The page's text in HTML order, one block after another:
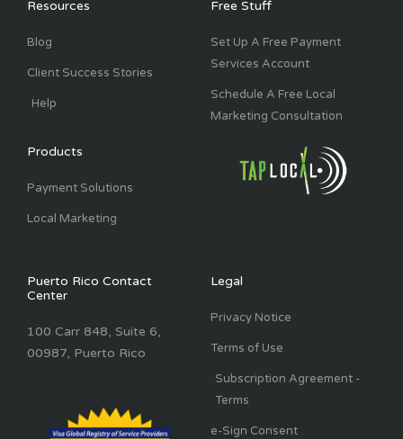
Products
Payment Solutions
Local Marketing
Free Stuff
Set Up A Free Payment
Services Account
Schedule A Free Local
Marketing Consultation
Resources
Blog
Client Success Stories
Help
-
Puerto Rico Contact
Center
100 Carr 848, Suite 6,
00987, Puerto Rico
Legal
Privacy Notice
Terms of Use
Subscription Agreement -
Terms
e-Sign Consent